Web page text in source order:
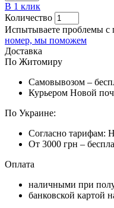
В 1 клик
Количество
Испытываете проблемы с
номер, мы поможем
Доставка
По Житомиру
Самовывозом –
Курьером Новой
По Украине:
Согласно тарифам:
От 3000 грн –
Оплата
наличными при
банковской картой